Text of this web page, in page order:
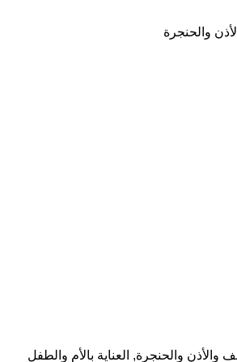
والحنجرة
والأذن والحنجرة, العناية بالأم والطفل